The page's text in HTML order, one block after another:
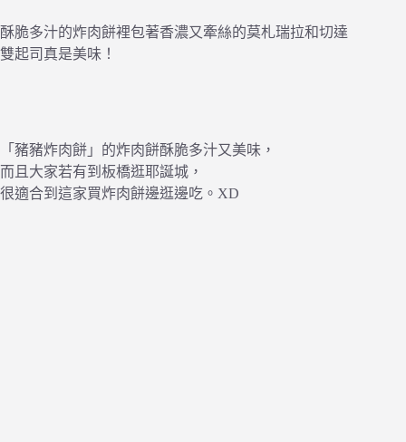
酥脆多汁的炸肉餅裡包著香濃又牽絲的莫札瑞拉和切達
雙起司真是美味！
「豬豬炸肉餅」的炸肉餅酥脆多汁又美味，
而且大家若有到板橋逛耶誕城，
很適合到這家買炸肉餅邊逛邊吃。XD